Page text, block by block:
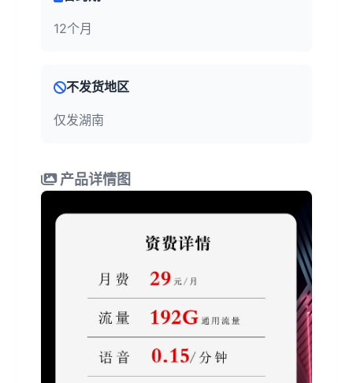
12个月
不发货地区
仅发湖南
产品详情图